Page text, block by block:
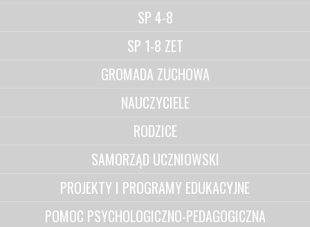
SP 4-8
SP 1-8 ZET
GROMADA ZUCHOWA
NAUCZYCIELE
RODZICE
SAMORZĄD UCZNIOWSKI
PROJEKTY I PROGRAMY EDUKACYJNE
POMOC PSYCHOLOGICZNO-PEDAGOGICZNA